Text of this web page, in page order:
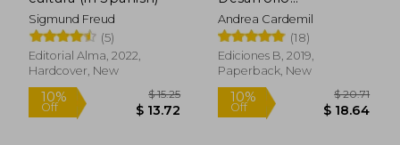
50%
Off
$ 45.00
$ 22.50
10%
Off $
Sigmund Freud
(5)
Editorial Alma, 2022,
Hardcover, New
Socioemocional de
los Niños (in Spanish)
Andrea Cardemil
(18)
Ediciones B, 2019,
Paperback, New